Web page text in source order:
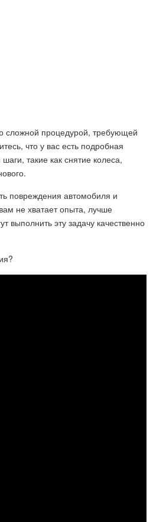
сложной процедурой, требующей
что у вас есть подробная
такие как снятие колеса,
повреждения автомобиля и
не хватает опыта, лучше
выполнить эту задачу качественно